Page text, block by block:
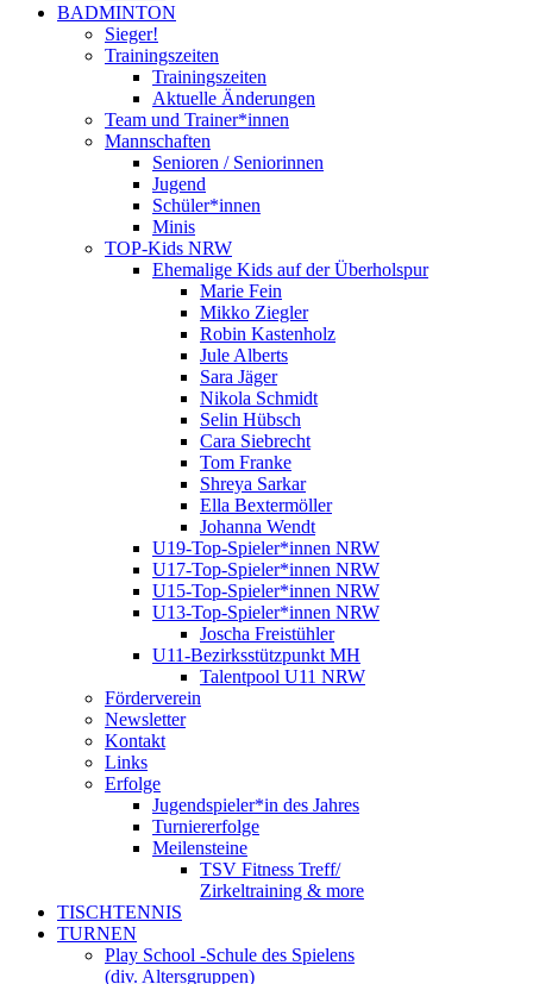
BADMINTON
Sieger!
Trainingszeiten
Trainingszeiten
Aktuelle Änderungen
Team und Trainer*innen
Mannschaften
Senioren / Seniorinnen
Jugend
Schüler*innen
Minis
TOP-Kids NRW
Ehemalige Kids auf der Überholspur
Marie Fein
Mikko Ziegler
Robin Kastenholz
Jule Alberts
Sara Jäger
Nikola Schmidt
Selin Hübsch
Cara Siebrecht
Tom Franke
Shreya Sarkar
Ella Bextermöller
Johanna Wendt
U19-Top-Spieler*innen NRW
U17-Top-Spieler*innen NRW
U15-Top-Spieler*innen NRW
U13-Top-Spieler*innen NRW
Joscha Freistühler
U11-Bezirksstützpunkt MH
Talentpool U11 NRW
Förderverein
Newsletter
Kontakt
Links
Erfolge
Jugendspieler*in des Jahres
Turniererfolge
Meilensteine
TSV Fitness Treff/
Zirkeltraining & more
TISCHTENNIS
TURNEN
Play School -Schule des Spielens
(div. Altersgruppen)